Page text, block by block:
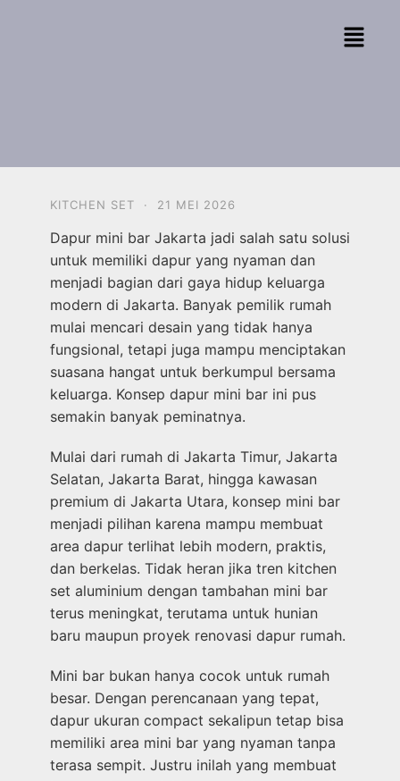
KITCHEN SET · 21 MEI 2026
Dapur mini bar Jakarta jadi salah satu solusi
untuk memiliki dapur yang nyaman dan
menjadi bagian dari gaya hidup keluarga
modern di Jakarta. Banyak pemilik rumah
mulai mencari desain yang tidak hanya
fungsional, tetapi juga mampu menciptakan
suasana hangat untuk berkumpul bersama
keluarga. Konsep dapur mini bar ini pus
semakin banyak peminatnya.
Mulai dari rumah di Jakarta Timur, Jakarta
Selatan, Jakarta Barat, hingga kawasan
premium di Jakarta Utara, konsep mini bar
menjadi pilihan karena mampu membuat
area dapur terlihat lebih modern, praktis,
dan berkelas. Tidak heran jika tren kitchen
set aluminium dengan tambahan mini bar
terus meningkat, terutama untuk hunian
baru maupun proyek renovasi dapur rumah.
Mini bar bukan hanya cocok untuk rumah
besar. Dengan perencanaan yang tepat,
dapur ukuran compact sekalipun tetap bisa
memiliki area mini bar yang nyaman tanpa
terasa sempit. Justru inilah yang membuat